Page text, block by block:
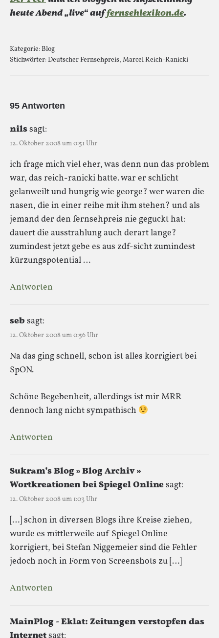
heute Abend „live“ auffernsehlexikon.de.
Kategorie:Blog
Stichwörter:Deutscher Fernsehpreis, Marcel Reich-Ranicki
95 Antworten
nilssagt:
12. Oktober 2008 um 0:51 Uhr
ich frage mich viel eher, was denn nun das problem
war, das reich-ranicki hatte. war er schlicht
gelanweilt und hungrig wie george? wer waren die
nasen, die in einer reihe mit ihm stehen? und als
jemand der den fernsehpreis nie geguckt hat:
dauert die ausstrahlung auch derart lange?
zumindest jetzt gebe es aus zdf-sicht zumindest
kürzungspotential …
Antworten
seb sagt:
12. Oktober 2008 um 0:56 Uhr
Na das ging schnell, schon ist alles korrigiert bei
SpON.
Schöne Begebenheit, allerdings ist mir MRR
dennoch lang nicht sympathisch
Antworten
Sukram’s Blog » Blog Archiv »
Wortkreationen bei Spiegel Onlinesagt:
12. Oktober 2008 um 1:03 Uhr
[…] schon in diversen Blogs ihre Kreise ziehen,
wurde es mittlerweile auf Spiegel Online
korrigiert, bei Stefan Niggemeier sind die Fehler
jedoch noch in Form von Screenshots zu […]
Antworten
MainPlog - Eklat: Zeitungen verstopfen das